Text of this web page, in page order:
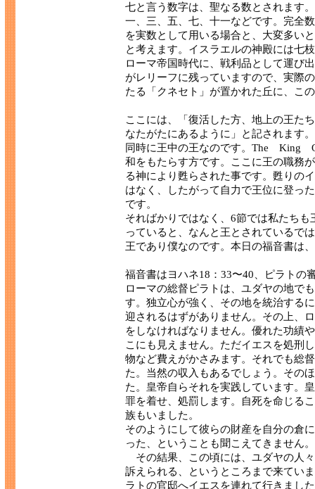
七と言う数字は、聖なる数とされます
一、三、五、七、十一などです。完全
を実数として用いる場合と、大変多い
と考えます。イスラエルの神殿には七
ローマ帝国時代に、戦利品として運び
がレリーフに残っていますので、実際
たる「クネセト」が置かれた丘に、こ
ここには、「復活した方、地上の王た
なたがたにあるように」と記されます
同時に王中の王なのです。The King
和をもたらす方です。ここに王の職務
る神により甦らされた事です。甦りの
はなく、したがって自力で王位に登っ
です。
そればかりではなく、6節では私たち
っていると、なんと王とされているで
王であり僕なのです。本日の福音書は
福音書はヨハネ18：33〜40、ピラトの
ローマの総督ピラトは、ユダヤの地で
す。独立心が強く、その地を統治する
迎されるはずがありません。その上、
をしなければなりません。優れた功績
こにも見えません。ただイエスを処刑
物など費えがかさみます。それでも総
た。当然の収入もあるでしょう。その
た。皇帝自らそれを実践しています。
罪を着せ、処罰します。自死を命じる
族もいました。
そのようにして彼らの財産を自分の倉
った、ということも聞こえてきません
その結果、この頃には、ユダヤの人
訴えられる、というところまで来てい
ラトの官邸へイエスを連れて行きまし